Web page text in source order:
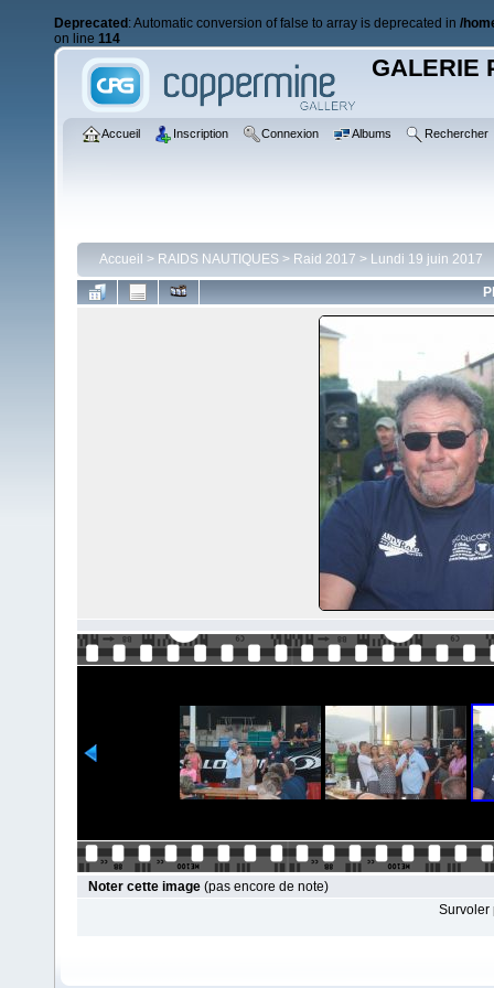
Deprecated : Automatic conversion of false to array is deprecated in /
on line 114
GALERIE
Accueil Inscription Connexion Albums Rechercher
Accueil > RAIDS NAUTIQUES > Raid 2017 > Lundi 19 juin 2017
Noter cette image (pas encore de note)
Survoler